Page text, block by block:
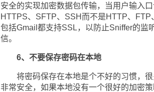
安全的实现加密数据包传输，当用户输入
HTTPS、SFTP、SSH而不是HTTP、
包括Gmail都支持SSL，以防止Sniffer的监
信。
6、不要保存密码在本地
将密码保存在本地是个不好的习惯，很
非常安全，如果本地没有一个很好的加密